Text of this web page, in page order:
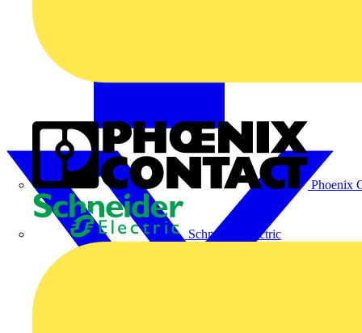
Phoenix
Schneider Electric